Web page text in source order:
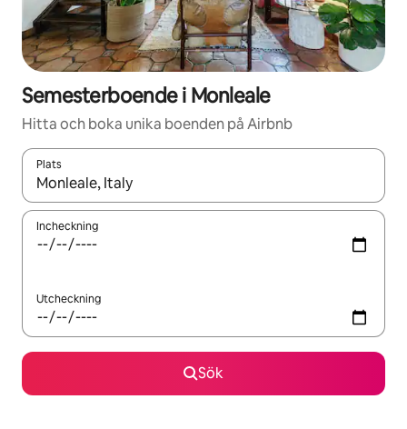
Semesterboende i Monleale
Hitta och boka unika boenden på Airbnb
Plats
När resultaten är tillgängliga kan du navigera med upp- och
Incheckning
Utcheckning
Sök